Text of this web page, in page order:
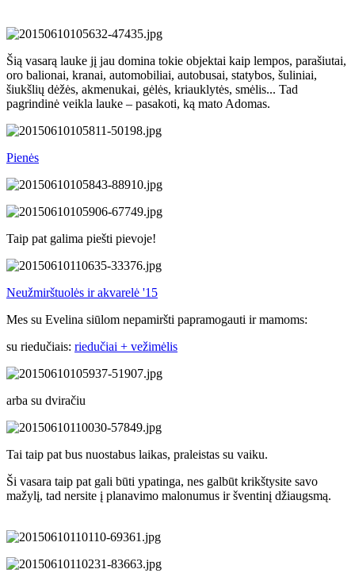
Šią vasarą lauke jį jau domina tokie objektai kaip lempos, parašiutai,
oro balionai, kranai, automobiliai, autobusai, statybos, šuliniai,
šiukšlių dėžės, akmenukai, gėlės, kriauklytės, smėlis... Tad
pagrindinė veikla lauke – pasakoti, ką mato Adomas.
Pienės
Taip pat galima piešti pievoje!
Neužmirštuolės ir akvarelė '15
Mes su Evelina siūlom nepamiršti papramogauti ir mamoms:
su riedučiais: riedučiai + vežimėlis
arba su dviračiu
Tai taip pat bus nuostabus laikas, praleistas su vaiku.
Ši vasara taip pat gali būti ypatinga, nes galbūt krikštysite savo
mažylį, tad nersite į planavimo malonumus ir šventinį džiaugsmą.